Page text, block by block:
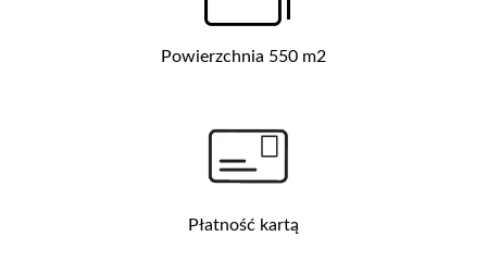
Powierzchnia 550 m2
Płatność kartą